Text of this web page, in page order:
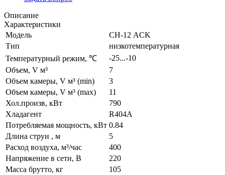
Описание
Характеристики
Модель
СН-12 ACK
Тип
низкотемпературная
Температурный режим, ℃
-25...-10
Объем, V м³
7
Объем камеры, V м³ (min)
3
Объем камеры, V м³ (max)
11
Хол.произв, кВт
790
Хладагент
R404A
Потребляемая мощность, кВт 0.84
Длина струи , м
5
Расход воздуха, м³/час
400
Напряжение в сети, В
220
Масса брутто, кг
105